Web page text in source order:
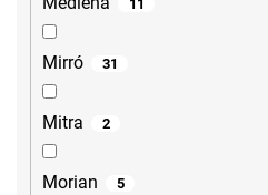
11
Mirró 31
Mitra 2
Morian 5